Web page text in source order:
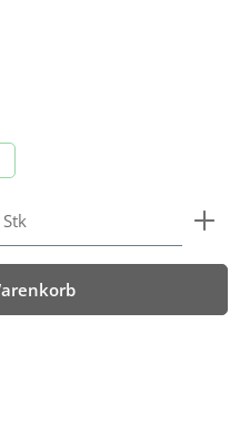
gewünschten Wert ein
Stk